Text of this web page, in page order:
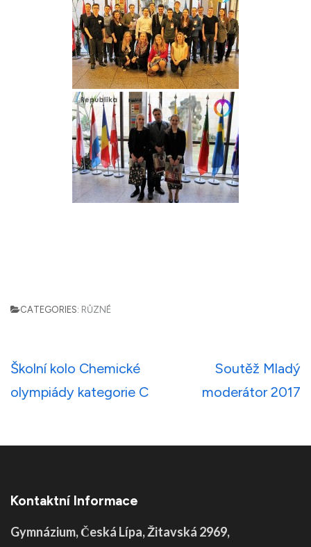
CATEGORIES: RŮZNÉ
Navigace
pro
Školní kolo Chemické
olympiády kategorie C
Soutěž Mladý
moderátor 2017
Kontaktní Informace
Gymnázium, Česká Lípa, Žitavská 2969,